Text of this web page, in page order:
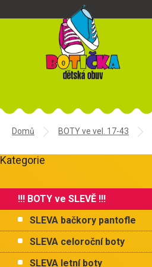
Domů BOTY ve vel. 17-43
o
t
n
í
Přeskočit
Kategorie
!!! BOTY ve SLEVĚ !!!
SLEVA bačkory pantofle
SLEVA celoroční boty
SLEVA letní boty